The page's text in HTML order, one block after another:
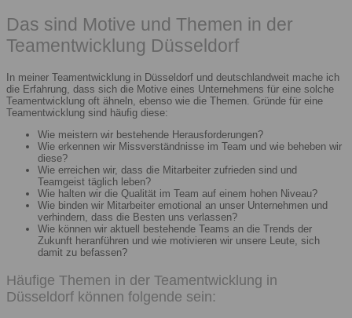
Das sind Motive und Themen in der
Teamentwicklung Düsseldorf
In meiner Teamentwicklung in Düsseldorf und deutschlandweit mache ich
die Erfahrung, dass sich die Motive eines Unternehmens für eine solche
Teamentwicklung oft ähneln, ebenso wie die Themen. Gründe für eine
Teamentwicklung sind häufig diese:
Wie meistern wir bestehende Herausforderungen?
Wie erkennen wir Missverständnisse im Team und wie beheben wir
diese?
Wie erreichen wir, dass die Mitarbeiter zufrieden sind und
Teamgeist täglich leben?
Wie halten wir die Qualität im Team auf einem hohen Niveau?
Wie binden wir Mitarbeiter emotional an unser Unternehmen und
verhindern, dass die Besten uns verlassen?
Wie können wir aktuell bestehende Teams an die Trends der
Zukunft heranführen und wie motivieren wir unsere Leute, sich
damit zu befassen?
Häufige Themen in der Teamentwicklung in
Düsseldorf können folgende sein: